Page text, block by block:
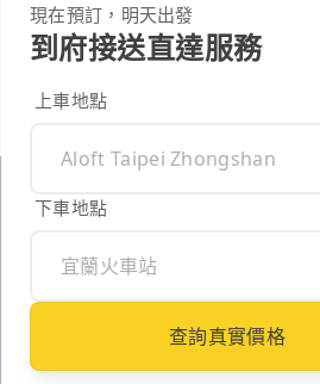
現在預訂，明天出發
到府接送直達服務
上車地點
下車地點
查詢真實價格